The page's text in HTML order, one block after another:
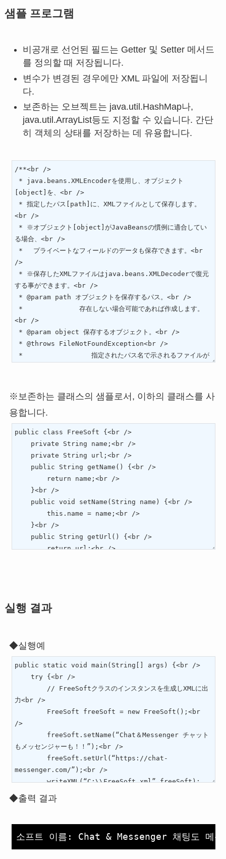
샘플 프로그램
비공개로 선언된 필드는 Getter 및 Setter 메서드
를 정의할 때 저장됩니다.
변수가 변경된 경우에만 XML 파일에 저장됩니
다.
보존하는 오브젝트는 java.util.HashMap나,
java.util.ArrayList등도 지정할 수 있습니다. 간단
히 객체의 상태를 저장하는 데 유용합니다.
※보존하는 클래스의 샘플로서, 이하의 클래스를 사
용합니다.
실행 결과
◆실행예
◆출력 결과